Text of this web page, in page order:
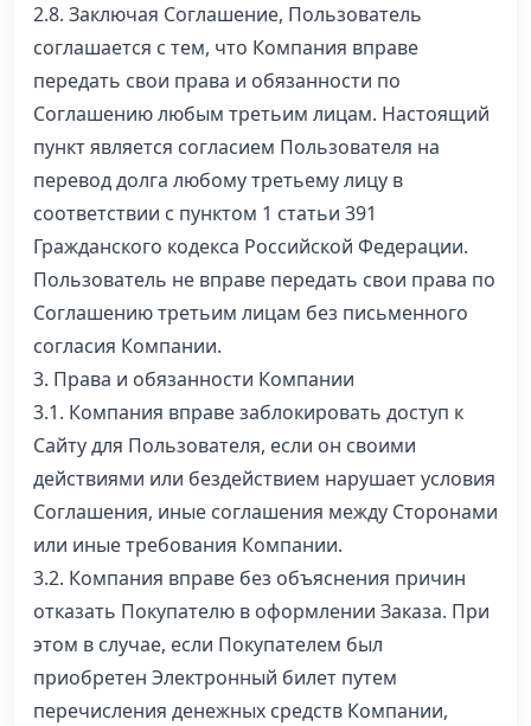
2.8. Заключая Соглашение, Пользователь
соглашается с тем, что Компания вправе
передать свои права и обязанности по
Соглашению любым третьим лицам. Настоящий
пункт является согласием Пользователя на
перевод долга любому третьему лицу в
соответствии с пунктом 1 статьи 391
Гражданского кодекса Российской Федерации.
Пользователь не вправе передать свои права по
Соглашению третьим лицам без письменного
согласия Компании.
3. Права и обязанности Компании
3.1. Компания вправе заблокировать доступ к
Сайту для Пользователя, если он своими
действиями или бездействием нарушает условия
Соглашения, иные соглашения между Сторонами
или иные требования Компании.
3.2. Компания вправе без объяснения причин
отказать Покупателю в оформлении Заказа. При
этом в случае, если Покупателем был
приобретен Электронный билет путем
перечисления денежных средств Компании,